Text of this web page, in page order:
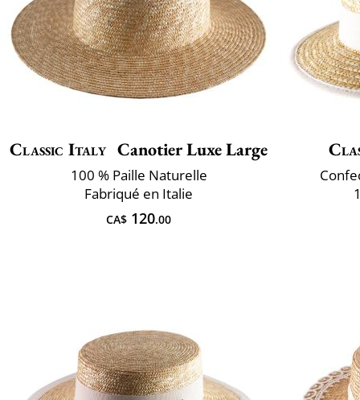
Classic Italy Canotier Luxe Large
100 % Paille Naturelle
Fabriqué en Italie
CA$ 120.00